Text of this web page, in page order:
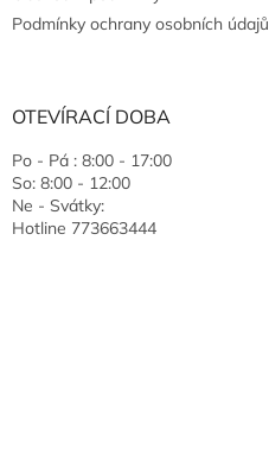
Podmínky ochrany osobních údajů
OTEVÍRACÍ DOBA
Po - Pá : 8:00 - 17:00
So: 8:00 - 12:00
Ne - Svátky:
Hotline 773663444